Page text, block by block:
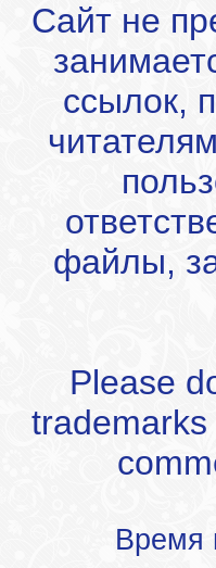
Сайт не
ссылок,
файлы,
Please
Время